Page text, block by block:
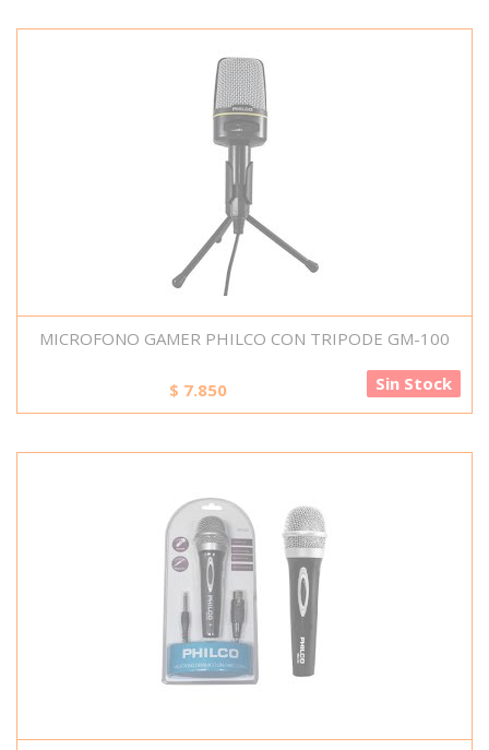
MICROFONO GAMER PHILCO CON TRIPODE GM-100
$ 7.850 Sin Stock